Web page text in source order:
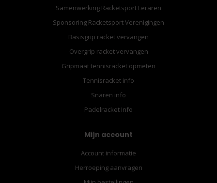
Samenwerking Racketsport Leraren
Sponsoring Racketsport Verenigingen
Basisgrip racket vervangen
Overgrip racket vervangen
Gripmaat tennisracket opmeten
Tennisracket info
Snaren info
Padelracket Info
Mijn account
Account informatie
Herroeping aanvragen